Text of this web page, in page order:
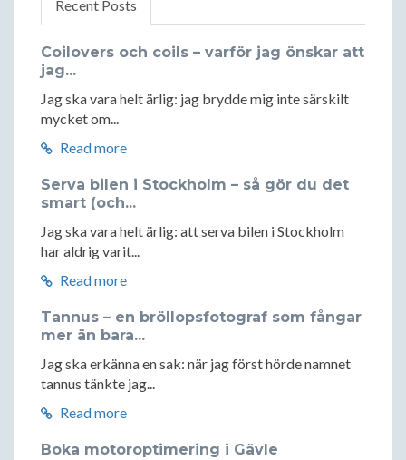
Recent Posts
Coilovers och coils – varför jag önskar att
jag...
Jag ska vara helt ärlig: jag brydde mig inte särskilt
mycket om...
Read more
Serva bilen i Stockholm – så gör du det
smart (och...
Jag ska vara helt ärlig: att serva bilen i Stockholm
har aldrig varit...
Read more
Tannus – en bröllopsfotograf som fångar
mer än bara...
Jag ska erkänna en sak: när jag först hörde namnet
tannus tänkte jag...
Read more
Boka motoroptimering i Gävle